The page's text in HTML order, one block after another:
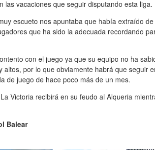
las vacaciones que seguir disputando esta liga.
escueto nos apuntaba que había extraído
que ha sido la adecuada recordando
con el juego ya que su equipo no ha
altos, por lo que obviamente habrá que seguir
de juego de hace poco más de un mes.
Victoria recibirá en su feudo al Alqueria
Balear